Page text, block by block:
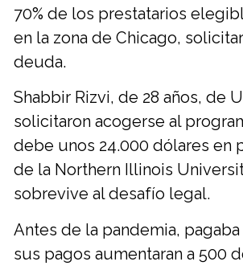
70% de los prestatarios
en la zona de Chicago,
deuda.
Shabbir Rizvi, de 28 años, de
solicitaron acogerse al
debe unos 24.000 dólares en
de la Northern Illinois
sobrevive al desafío legal.
Antes de la pandemia,
sus pagos aumentaran a 500